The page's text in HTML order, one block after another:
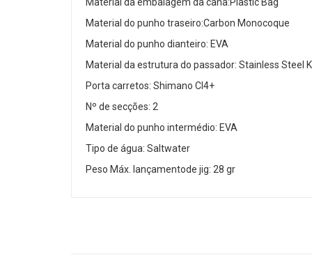
Material do punho traseiro:Carbon Monocoque
Material do punho dianteiro: EVA
Material da estrutura do passador: Stainless Steel
Porta carretos: Shimano CI4+
Nº de secções: 2
Material do punho intermédio: EVA
Tipo de água: Saltwater
Peso Máx. lançamentode jig: 28 gr